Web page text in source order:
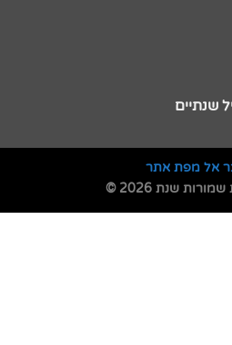
שנתיים
אל מפת אתר
שנת 2026 ©